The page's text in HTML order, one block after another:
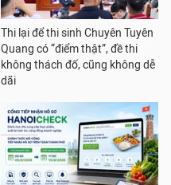
Thi lại để thi sinh Chuyên Tuyên
Quang có “điểm thật”, đề thi
không thách đố, cũng không dễ
dãi